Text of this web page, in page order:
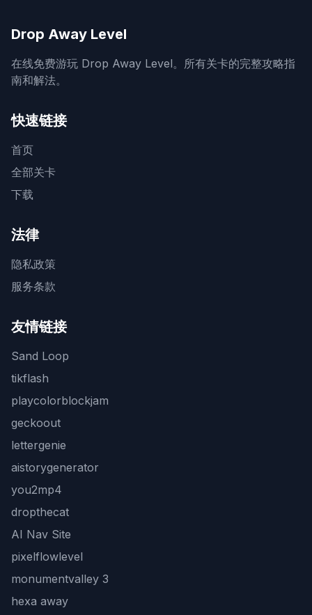
Drop Away Level
在线免费游玩 Drop Away Level。所有关卡的完整攻略指
南和解法。
快速链接
首页
全部关卡
下载
法律
隐私政策
服务条款
友情链接
Sand Loop
tikflash
playcolorblockjam
geckoout
lettergenie
aistorygenerator
you2mp4
dropthecat
AI Nav Site
pixelflowlevel
monumentvalley 3
hexa away